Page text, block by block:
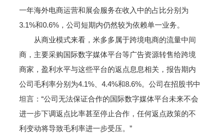
一年海外电商运营和展会服务在收入中的占比分别为
3.1%和0.6%，公司短期内仍然较为依赖单一业务。
从商业模式来看，米多多属于跨境电商的流量中间
商，主要采购国际数字媒体平台等广告资源转售给跨境
商家，盈利水平与这些平台的返点息息相关，报告期内
公司毛利率分别为4.1%、4.4%和8.6%。公司在招股书中
坦言：“公司无法保证合作的国际数字媒体平台未来不会
进一步下调返点比率甚至停止合作，任何返点政策的不
利变动将导致毛利率进一步受压。”